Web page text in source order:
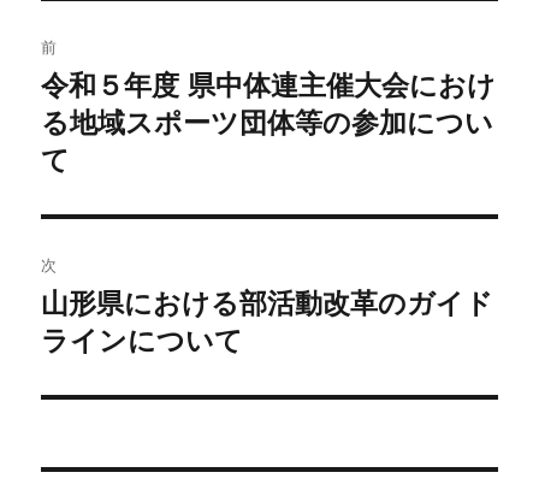
稿
ナ
ビ
ゲ
ー
シ
前
前
の
投
令和５年度 県中体連主催大会におけ
る地域スポーツ団体等の参加につい
て
次
次
の
稿:
山形県における部活動改革のガイド
ラインについて